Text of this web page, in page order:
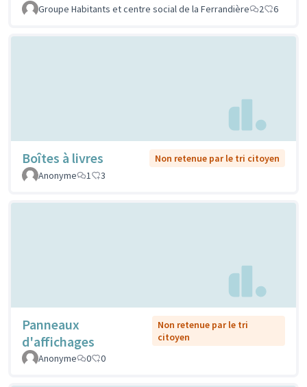
Groupe Habitants et centre social de la Ferrandière
2 6
Boîtes à livres
Non retenue par le tri citoyen
Anonyme
1 3
Panneaux
d'affichages
Non retenue par le tri
citoyen
Anonyme
0 0